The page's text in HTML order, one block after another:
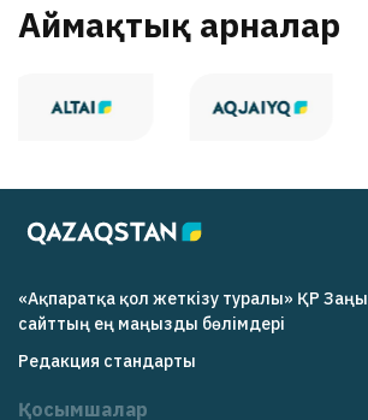
Аймақтық арналар
«Ақпаратқа қол жеткізу туралы» ҚР Заңы
cайттың ең маңызды бөлімдері
Редакция cтандарты
Қосымшалар